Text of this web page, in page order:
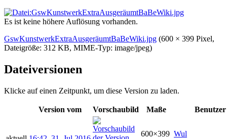
Es ist keine höhere Auflösung vorhanden.
GswKunstwerkExtraAusgeräumtBaBeWiki.jpg (600 × 399 Pixel,
Dateigröße: 312 KB, MIME-Typ: image/jpeg)
Dateiversionen
Klicke auf einen Zeitpunkt, um diese Version zu laden.
Version vom Vorschaubild Maße Benutzer
600×399 Wul